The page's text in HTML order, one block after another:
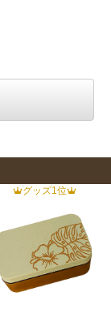
グッズ1位